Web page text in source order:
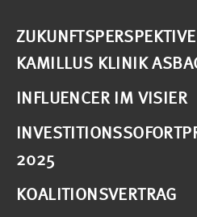
KAMILLUS KLINIK
INFLUENCER IM VISIER
2025
KOALITIONSVERTRAG